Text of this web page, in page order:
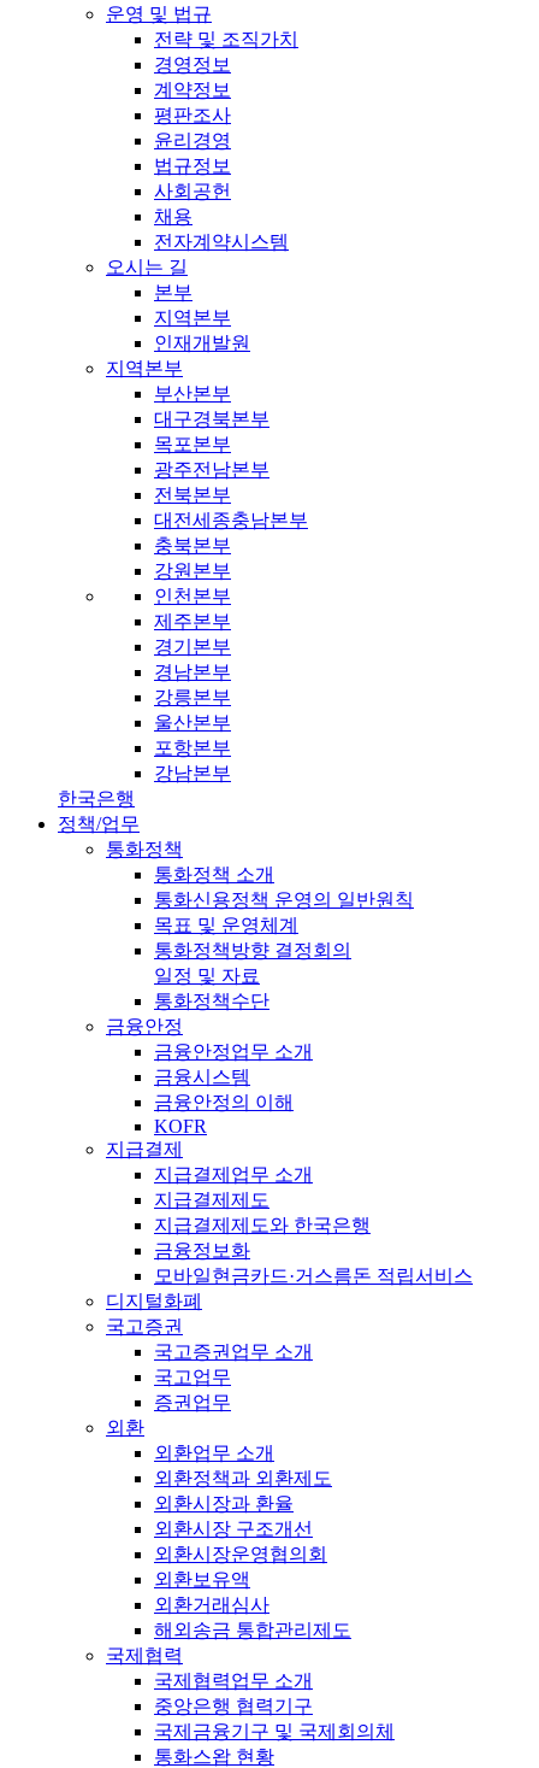
운영 및 법규
전략 및 조직가치
경영정보
계약정보
평판조사
윤리경영
법규정보
사회공헌
채용
전자계약시스템
오시는 길
본부
지역본부
인재개발원
지역본부
부산본부
대구경북본부
목포본부
광주전남본부
전북본부
대전세종충남본부
충북본부
강원본부
인천본부
제주본부
경기본부
경남본부
강릉본부
울산본부
포항본부
강남본부
한국은행
정책/업무
통화정책
통화정책 소개
통화신용정책 운영의 일반원칙
목표 및 운영체계
통화정책방향 결정회의
일정 및 자료
통화정책수단
금융안정
금융안정업무 소개
금융시스템
금융안정의 이해
KOFR
지급결제
지급결제업무 소개
지급결제제도
지급결제제도와 한국은행
금융정보화
모바일현금카드·거스름돈 적립서비스
디지털화폐
국고증권
국고증권업무 소개
국고업무
증권업무
외환
외환업무 소개
외환정책과 외환제도
외환시장과 환율
외환시장 구조개선
외환시장운영협의회
외환보유액
외환거래심사
해외송금 통합관리제도
국제협력
국제협력업무 소개
중앙은행 협력기구
국제금융기구 및 국제회의체
통화스왑 현황